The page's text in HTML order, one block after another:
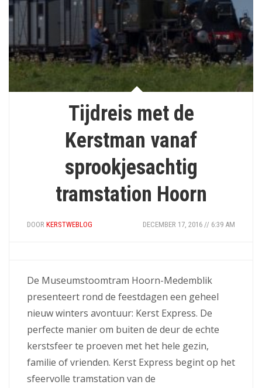
Tijdreis met de
Kerstman vanaf
sprookjesachtig
tramstation Hoorn
DOOR KERSTWEBLOG DECEMBER 17, 2016 // 6:39 AM
De Museumstoomtram Hoorn-Medemblik
presenteert rond de feestdagen een geheel
nieuw winters avontuur: Kerst Express. De
perfecte manier om buiten de deur de echte
kerstsfeer te proeven met het hele gezin,
familie of vrienden. Kerst Express begint op het
sfeervolle tramstation van de